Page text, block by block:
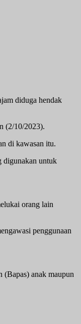
diduga hendak
(2/10/2023).
di kawasan itu.
digunakan untuk
orang lain
penggunaan
(Bapas) anak maupun